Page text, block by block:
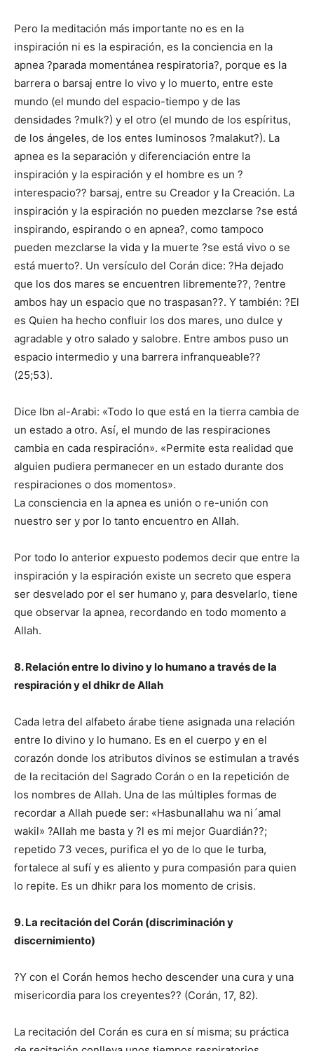
Pero la meditación más importante no es en la
inspiración ni es la espiración, es la conciencia en la
apnea ?parada momentánea respiratoria?, porque es la
barrera o barsaj entre lo vivo y lo muerto, entre este
mundo (el mundo del espacio-tiempo y de las
densidades ?mulk?) y el otro (el mundo de los espíritus,
de los ángeles, de los entes luminosos ?malakut?). La
apnea es la separación y diferenciación entre la
inspiración y la espiración y el hombre es un ?
interespacio?? barsaj, entre su Creador y la Creación. La
inspiración y la espiración no pueden mezclarse ?se está
inspirando, espirando o en apnea?, como tampoco
pueden mezclarse la vida y la muerte ?se está vivo o se
está muerto?. Un versículo del Corán dice: ?Ha dejado
que los dos mares se encuentren libremente??, ?entre
ambos hay un espacio que no traspasan??. Y también: ?El
es Quien ha hecho confluir los dos mares, uno dulce y
agradable y otro salado y salobre. Entre ambos puso un
espacio intermedio y una barrera infranqueable??
(25;53).
Dice Ibn al-Arabi: «Todo lo que está en la tierra cambia de
un estado a otro. Así, el mundo de las respiraciones
cambia en cada respiración». «Permite esta realidad que
alguien pudiera permanecer en un estado durante dos
respiraciones o dos momentos».
La consciencia en la apnea es unión o re-unión con
nuestro ser y por lo tanto encuentro en Allah.
Por todo lo anterior expuesto podemos decir que entre la
inspiración y la espiración existe un secreto que espera
ser desvelado por el ser humano y, para desvelarlo, tiene
que observar la apnea, recordando en todo momento a
Allah.
8. Relación entre lo divino y lo humano a través de la
respiración y el dhikr de Allah
Cada letra del alfabeto árabe tiene asignada una relación
entre lo divino y lo humano. Es en el cuerpo y en el
corazón donde los atributos divinos se estimulan a través
de la recitación del Sagrado Corán o en la repetición de
los nombres de Allah. Una de las múltiples formas de
recordar a Allah puede ser: «Hasbunallahu wa ni´amal
wakil» ?Allah me basta y ?l es mi mejor Guardián??;
repetido 73 veces, purifica el yo de lo que le turba,
fortalece al sufí y es aliento y pura compasión para quien
lo repite. Es un dhikr para los momento de crisis.
9. La recitación del Corán (discriminación y
discernimiento)
?Y con el Corán hemos hecho descender una cura y una
misericordia para los creyentes?? (Corán, 17, 82).
La recitación del Corán es cura en sí misma; su práctica